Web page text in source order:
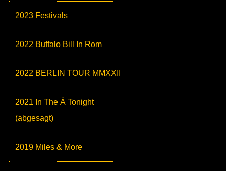
2023 Festivals
2022 Buffalo Bill In Rom
2022 BERLIN TOUR MMXXII
2021 In The Ä Tonight
(abgesagt)
2019 Miles & More